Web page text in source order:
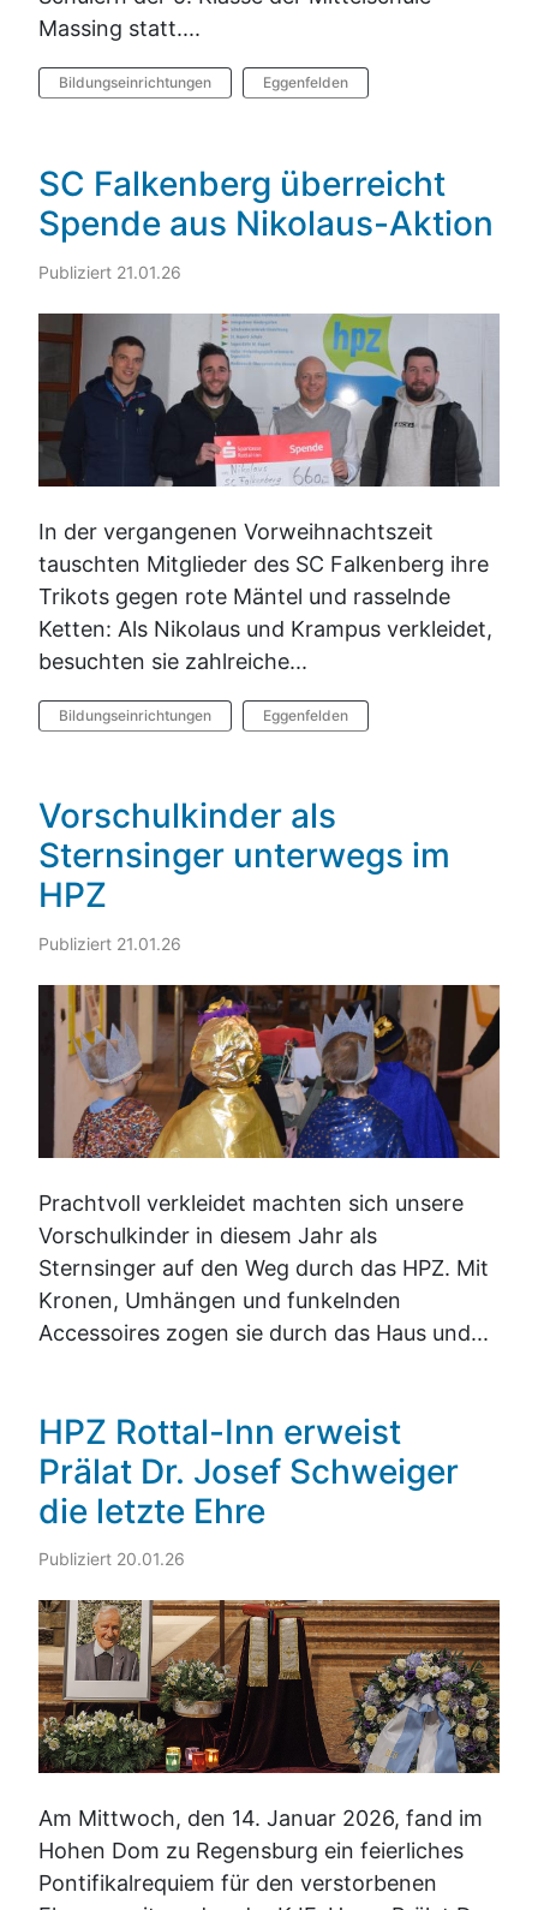
Massing statt....
Bildungseinrichtungen Eggenfelden
SC Falkenberg überreicht
Spende aus Nikolaus-Aktion
Publiziert 21.01.26
In der vergangenen Vorweihnachtszeit
tauschten Mitglieder des SC Falkenberg ihre
Trikots gegen rote Mäntel und rasselnde
Ketten: Als Nikolaus und Krampus verkleidet,
besuchten sie zahlreiche...
Bildungseinrichtungen Eggenfelden
Vorschulkinder als
Sternsinger unterwegs im
HPZ
Publiziert 21.01.26
Prachtvoll verkleidet machten sich unsere
Vorschulkinder in diesem Jahr als
Sternsinger auf den Weg durch das HPZ. Mit
Kronen, Umhängen und funkelnden
Accessoires zogen sie durch das Haus und...
HPZ Rottal-Inn erweist
Prälat Dr. Josef Schweiger
die letzte Ehre
Publiziert 20.01.26
Am Mittwoch, den 14. Januar 2026, fand im
Hohen Dom zu Regensburg ein feierliches
Pontifikalrequiem für den verstorbenen